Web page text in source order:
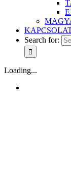
Search for:
Loading...